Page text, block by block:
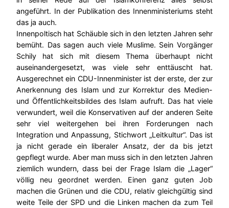
angeführt. In der Publikation des Innenministeriums steht
das ja auch.
Innenpoltisch hat Schäuble sich in den letzten Jahren sehr
bemüht. Das sagen auch viele Muslime. Sein Vorgänger
Schily hat sich mit diesem Thema überhaupt nicht
auseinandergesetzt, was viele sehr enttäuscht hat.
Ausgerechnet ein CDU-Innenminister ist der erste, der zur
Anerkennung des Islam und zur Korrektur des Medien-
und Öffentlichkeitsbildes des Islam aufruft. Das hat viele
verwundert, weil die Konservativen auf der anderen Seite
sehr viel weitergehen bei ihren Forderungen nach
Integration und Anpassung, Stichwort „Leitkultur“. Das ist
ja nicht gerade ein liberaler Ansatz, der da bis jetzt
gepflegt wurde. Aber man muss sich in den letzten Jahren
ziemlich wundern, dass bei der Frage Islam die „Lager“
völlig neu geordnet werden. Einen ganz guten Job
machen die Grünen und die CDU, relativ gleichgültig sind
weite Teile der SPD und die Linken machen da zum Teil